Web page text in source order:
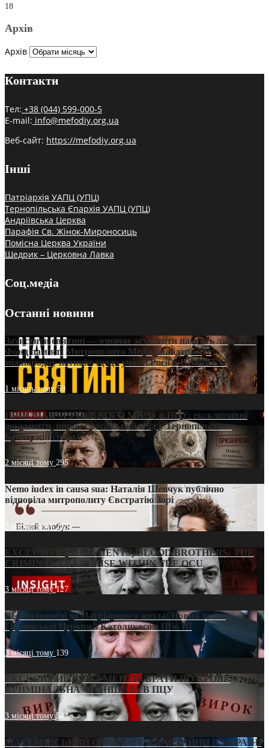
18
Архів
Архів
Контакти
Тел: +38 (044) 599-000-5
E-mail: info@mefodiy.org.ua
Веб-сайт: https://mefodiy.org.ua
Інші
Патріархія УАПЦ (УПЦ)
Тернопільська Єпархія УАПЦ (УПЦ)
Андріївська Церква
Парафія Св. Жінок-Мироносиць
Помісна Церква України
Щедрик – Церковна Лавка
Соц.медіа
Останні новини
Захистити святині — означає захистити пам’ять людства:
Фонд пам’яті Митрополита Мефодія підтримує
міжнародну петицію щодо участі Росії в ЮНЕСКО
1 місяць тому59
ПРИСМАК «РУССЬКОГО МІРА» в ПЦУ: ексклюзивні
документи, вирок і російський слід у Тернопільсько-
Бучацькій єпархії
2 місяці тому 295
Nemo iudex in causa sua: Наталія Шевчук публічно
відповіла митрополиту Євстратію Зорі
3 місяці тому213
EXCLUSIVE (DOCUMENTS)/BLOOD BROTHERS: THE
CRIMINAL FRANCHISE WITHIN THE OCU
3 місяці тому127
Від віолончелі до Патріаршого жезла: Новий шлях
Грузинської Церкви з Католикосом Шіо III
3 місяці тому 139
ЕКСКЛЮЗИВ (ДОКУМЕНТИ)/БРАТИ ПО КРОВІ:
КРИМІНАЛЬНА ФРАНШИЗА В ПЦУ
3 місяці тому542
МАТЕРИНСЬКИЙ ОМОРФОР В ЧАС ВІЙНИ В УКРАЇНІ